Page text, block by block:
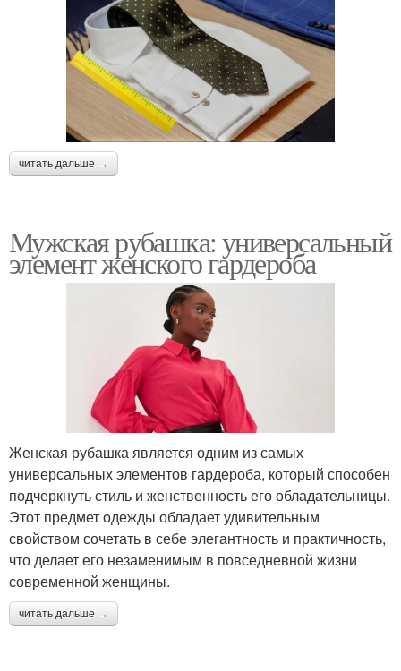
читать дальше →
Мужская рубашка: универсальный
элемент женского гардероба
Женская рубашка является одним из самых
универсальных элементов гардероба, который способен
подчеркнуть стиль и женственность его обладательницы.
Этот предмет одежды обладает удивительным
свойством сочетать в себе элегантность и практичность,
что делает его незаменимым в повседневной жизни
современной женщины.
читать дальше →